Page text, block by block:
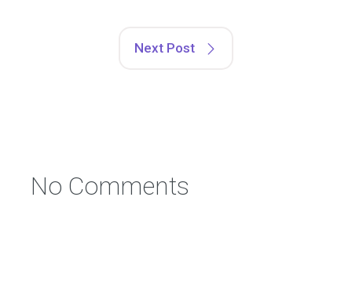
Next Post
No Comments